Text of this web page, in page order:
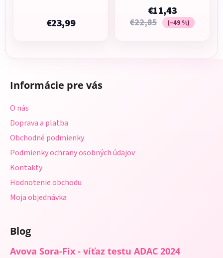
€23,99
€11,43
€22,85 (–49 %)
Informácie pre vás
O nás
Doprava a platba
Obchodné podmienky
Podmienky ochrany osobných údajov
Kontakty
Hodnotenie obchodu
Moja objednávka
Blog
Avova Sora-Fix - víťaz testu ADAC 2024